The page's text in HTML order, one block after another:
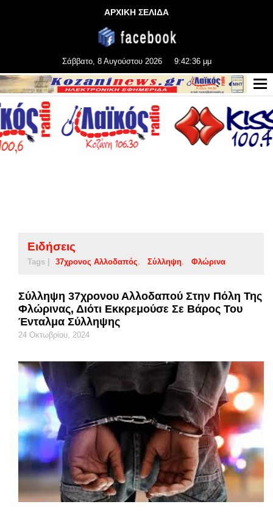
ΑΡΧΙΚΗ ΣΕΛΙΔΑ
Σάββατο, 8 Αυγούστου 2026 9:42:37 μμ
Ειδήσεις
Tags | 37χρονος Αλλοδαπός Σύλληψη Φλώρινα
Σύλληψη 37χρονου Αλλοδαπού Στην Πόλη Της
Φλώρινας, Διότι Εκκρεμούσε Σε Βάρος Του
Ένταλμα Σύλληψης
24 Οκτωβρίου, 2024